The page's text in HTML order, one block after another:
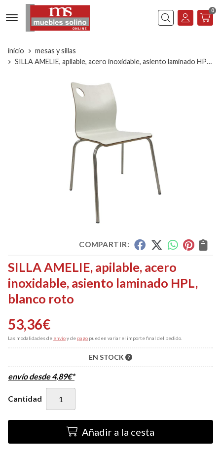
Buscar
0
inicio
mesas y sillas
SILLA AMELIE, apilable, acero inoxidable, asiento laminado HPL, blanco roto
COMPARTIR:
SILLA AMELIE, apilable, acero
inoxidable, asiento laminado HPL,
blanco roto
53,36€
Las modalidades de envíoy de pago pueden variar el importe final del pedido.
EN STOCK
envío desde4,89€*
Cantidad
Añadir a la cesta